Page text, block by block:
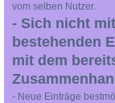
vom selben Nutzer.
- Sich nicht
bestehenden
mit dem
- Neue Einträge